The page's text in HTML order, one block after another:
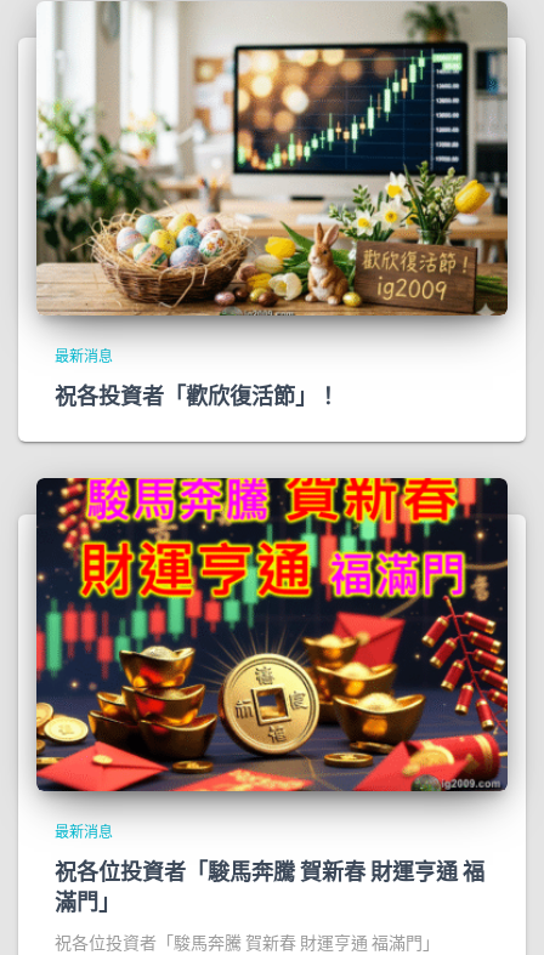
最新消息
祝各投資者「歡欣復活節」！
最新消息
祝各位投資者「駿馬奔騰 賀新春 財運亨通 福
滿門」
祝各位投資者「駿馬奔騰 賀新春 財運亨通 福滿門」